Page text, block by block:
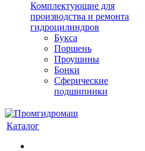
Комплектующие для
производства и ремонта
гидроцилиндров
Букса
Поршень
Проушины
Бонки
Сферические
подшипники
Каталог